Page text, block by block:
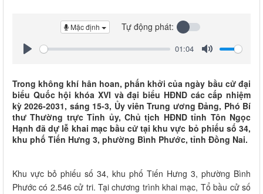
01:04
Mặc định Tự động phát:
Trong không khí hân hoan, phấn khởi của ngày bầu cử đại
biểu Quốc hội khóa XVI và đại biểu HĐND các cấp nhiệm
kỳ 2026-2031, sáng 15-3, Ủy viên Trung ương Đảng, Phó Bí
thư Thường trực Tỉnh ủy, Chủ tịch HĐND tỉnh Tôn Ngọc
Hạnh đã dự lễ khai mạc bầu cử tại khu vực bỏ phiếu số 34,
khu phố Tiến Hưng 3, phường Bình Phước, tỉnh Đồng Nai.
Khu vực bỏ phiếu số 34, khu phố Tiến Hưng 3, phường Bình
Phước có 2.546 cử tri. Tại chương trình khai mạc, Tổ bầu cử số